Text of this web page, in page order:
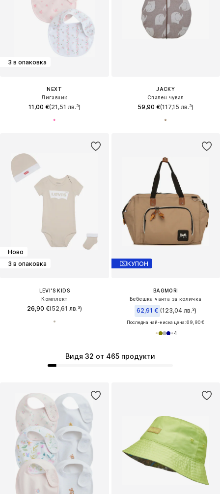
3 в опаковка
NEXT
Лигавник
11,00 €(21,51 лв.³)
JACKY
Спален чувал
59,90 €(117,15 лв.³)
Ново
3 в опаковка
LEVI'S KIDS
Комплект
26,90 €(52,61 лв.³)
КУПОН
BAGMORI
Бебешка чанта за количка
62,91 € (123,04 лв.³)
Последна най-ниска цена:69,90 €
+4
Видя 32 от 465 продукти